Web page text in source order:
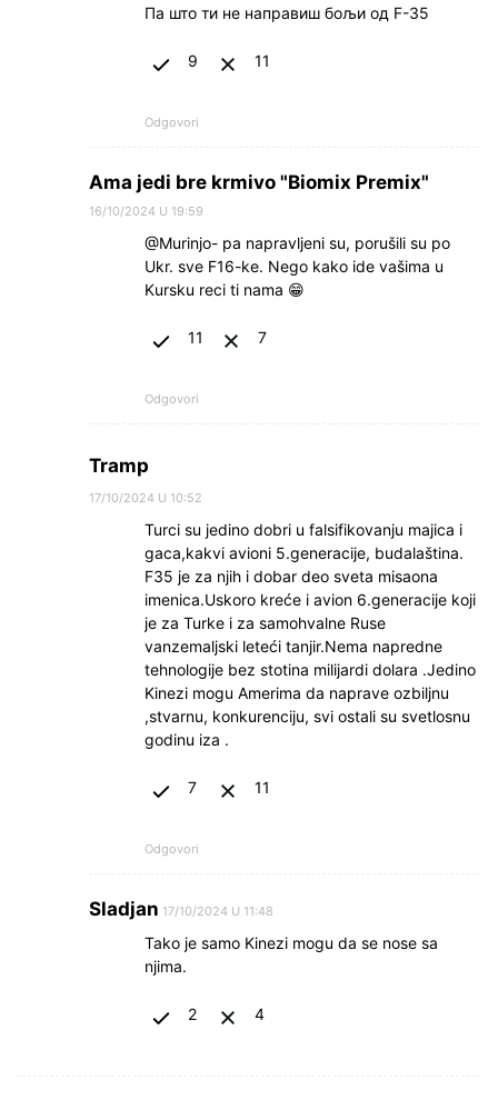
Па што ти не направиш бољи од F-35
9 11
Odgovori
Ama jedi bre krmivo "Biomix Premix"
16/10/2024 U 19:59
@Murinjo- pa napravljeni su, porušili su po
Ukr. sve F16-ke. Nego kako ide vašima u
Kursku reci ti nama 😁
11 7
Odgovori
Tramp
17/10/2024 U 10:52
Turci su jedino dobri u falsifikovanju majica i
gaca,kakvi avioni 5.generacije, budalaština.
F35 je za njih i dobar deo sveta misaona
imenica.Uskoro kreće i avion 6.generacije koji
je za Turke i za samohvalne Ruse
vanzemaljski leteći tanjir.Nema napredne
tehnologije bez stotina milijardi dolara .Jedino
Kinezi mogu Amerima da naprave ozbiljnu
,stvarnu, konkurenciju, svi ostali su svetlosnu
godinu iza .
7 11
Odgovori
Sladjan 17/10/2024 U 11:48
Tako je samo Kinezi mogu da se nose sa
njima.
2 4